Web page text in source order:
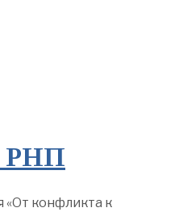
РНП
«От конфликта к